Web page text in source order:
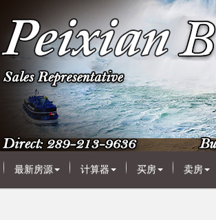
最新房源 计算器 买房 卖房